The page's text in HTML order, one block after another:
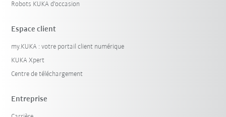
Robots KUKA d'occasion
Espace client
my.KUKA : votre portail client numérique
KUKA Xpert
Centre de téléchargement
Entreprise